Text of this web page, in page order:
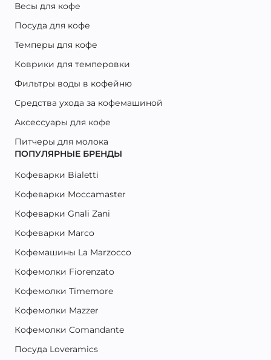
Весы для кофе
Посуда для кофе
Темперы для кофе
Коврики для темперовки
Фильтры воды в кофейню
Средства ухода за кофемашиной
Аксессуары для кофе
Питчеры для молока
ПОПУЛЯРНЫЕ БРЕНДЫ
Кофеварки Bialetti
Кофеварки Moccamaster
Кофеварки Gnali Zani
Кофеварки Marco
Кофемашины La Marzocco
Кофемолки Fiorenzato
Кофемолки Timemore
Кофемолки Mazzer
Кофемолки Comandante
Посуда Loveramics